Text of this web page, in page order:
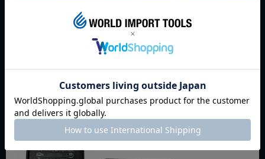
定価 ¥ 0
¥ 3,465 税込
定価
¥6,545
今週のおすすめアイテム